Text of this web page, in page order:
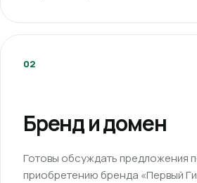
02
Бренд и домен
Готовы обсуждать предложения
приобретению бренда «Первый